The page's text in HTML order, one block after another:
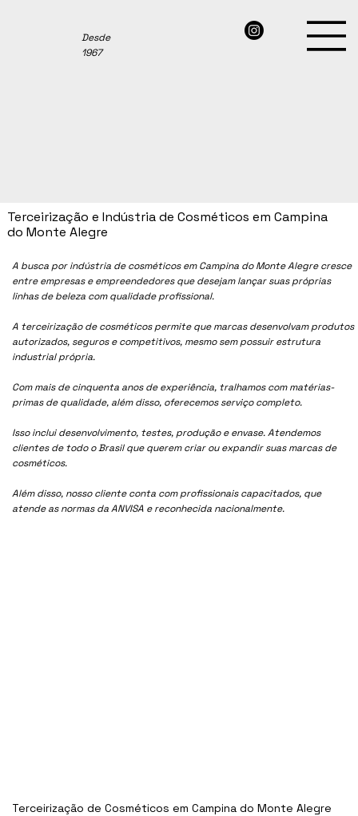
Desde
1967
A busca por indústria de cosméticos emCampina do Monte Alegrecresce
entre empresas e empreendedores que desejam lançar suas próprias
linhas de beleza com qualidade profissional.
A terceirização de cosméticos permite que marcas desenvolvam produtos
autorizados, seguros e competitivos, mesmo sem possuir estrutura
industrial própria.
Com mais de cinquenta anos de experiência, tralhamos com matérias-
primas de qualidade, além disso, oferecemos serviço completo.
Isso inclui desenvolvimento, testes, produção e envase. Atendemos
clientes de todo o Brasil que querem criar ou expandir suas marcas de
cosméticos.
Além disso, nosso cliente conta com profissionais capacitados, que
atende as normas da ANVISA e reconhecida nacionalmente.
Terceirização e Indústria de Cosméticos em Campina
do Monte Alegre
Terceirização de Cosméticos em Campina do Monte Alegre